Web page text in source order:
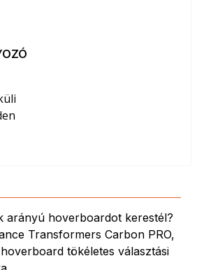
arányú hoverboardot kerestél?
Transformers Carbon PRO,
tökéletes választási